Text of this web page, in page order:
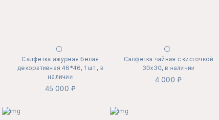
Салфетка ажурная белая
декоративная 46*46, 1 шт., в
наличии
45 000 ₽
Салфетка чайная с кисточкой
30х30, в наличии
4 000 ₽